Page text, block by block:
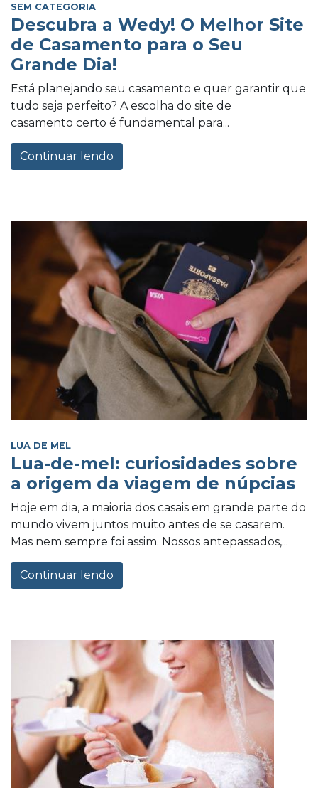
SEM CATEGORIA
Descubra a Wedy! O Melhor Site
de Casamento para o Seu
Grande Dia!
Está planejando seu casamento e quer garantir que
tudo seja perfeito? A escolha do site de
casamento certo é fundamental para...
Continuar lendo
LUA DE MEL
Lua-de-mel: curiosidades sobre
a origem da viagem de núpcias
Hoje em dia, a maioria dos casais em grande parte do
mundo vivem juntos muito antes de se casarem.
Mas nem sempre foi assim. Nossos antepassados,...
Continuar lendo